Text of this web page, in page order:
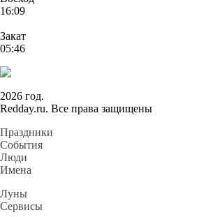
16:09
Закат
05:46
2026 год.
Redday.ru. Все права защищены
Праздники
События
Люди
Имена
Луны
Сервисы